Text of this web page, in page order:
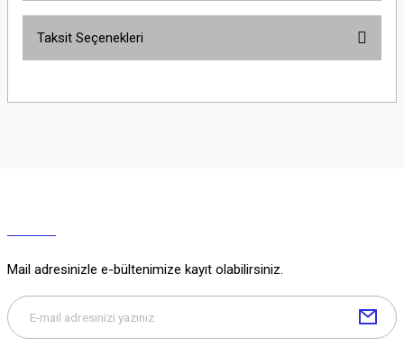
Soru Sor
Taksit Seçenekleri
Mail adresinizle e-bültenimize kayıt olabilirsiniz.